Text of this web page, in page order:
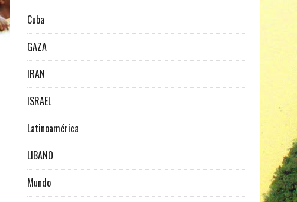
Cuba
GAZA
IRAN
ISRAEL
Latinoamérica
LIBANO
Mundo